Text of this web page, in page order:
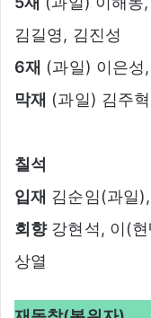
김길영, 김진성
6재 (과일) 이은성
막재 (과일) 김주
칠석
입재 김순임(과일
회향강현석, 이(현
상열